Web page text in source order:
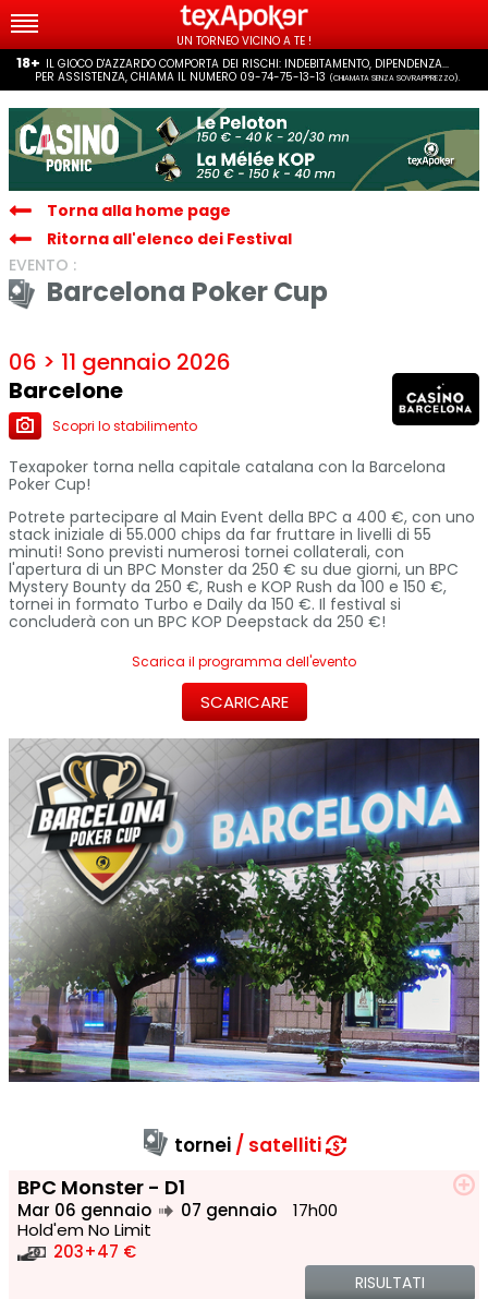
18+ IL GIOCO D'AZZARDO COMPORTA DEI RISCHI: INDEBITAMENTO, DIPENDENZA...
PER ASSISTENZA, CHIAMA IL NUMERO 09-74-75-13-13 (CHIAMATA SENZA SOVRAPPREZZO).
UN TORNEO VICINO A TE !
Torna alla home page
Ritorna all'elenco dei Festival
EVENTO :
Barcelona Poker Cup
06 > 11 gennaio 2026
Barcelone
Scopri lo stabilimento
Texapoker torna nella capitale catalana con la Barcelona
Poker Cup!
Potrete partecipare al Main Event della BPC a 400 €, con uno
stack iniziale di 55.000 chips da far fruttare in livelli di 55
minuti! Sono previsti numerosi tornei collaterali, con
l'apertura di un BPC Monster da 250 € su due giorni, un BPC
Mystery Bounty da 250 €, Rush e KOP Rush da 100 e 150 €,
tornei in formato Turbo e Daily da 150 €. Il festival si
concluderà con un BPC KOP Deepstack da 250 €!
Scarica il programma dell'evento
SCARICARE
tornei satelliti
Mar 06 gennaio 07 gennaio 17h00
BPC Monster - D1
Hold'em No Limit
203+47 €
RISULTATI